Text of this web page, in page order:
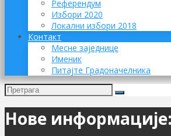
Референдум
Избори 2020
Локални избори 2018
Контакт
Месне заједнице
Именик
Питајте Градоначелника
Нове